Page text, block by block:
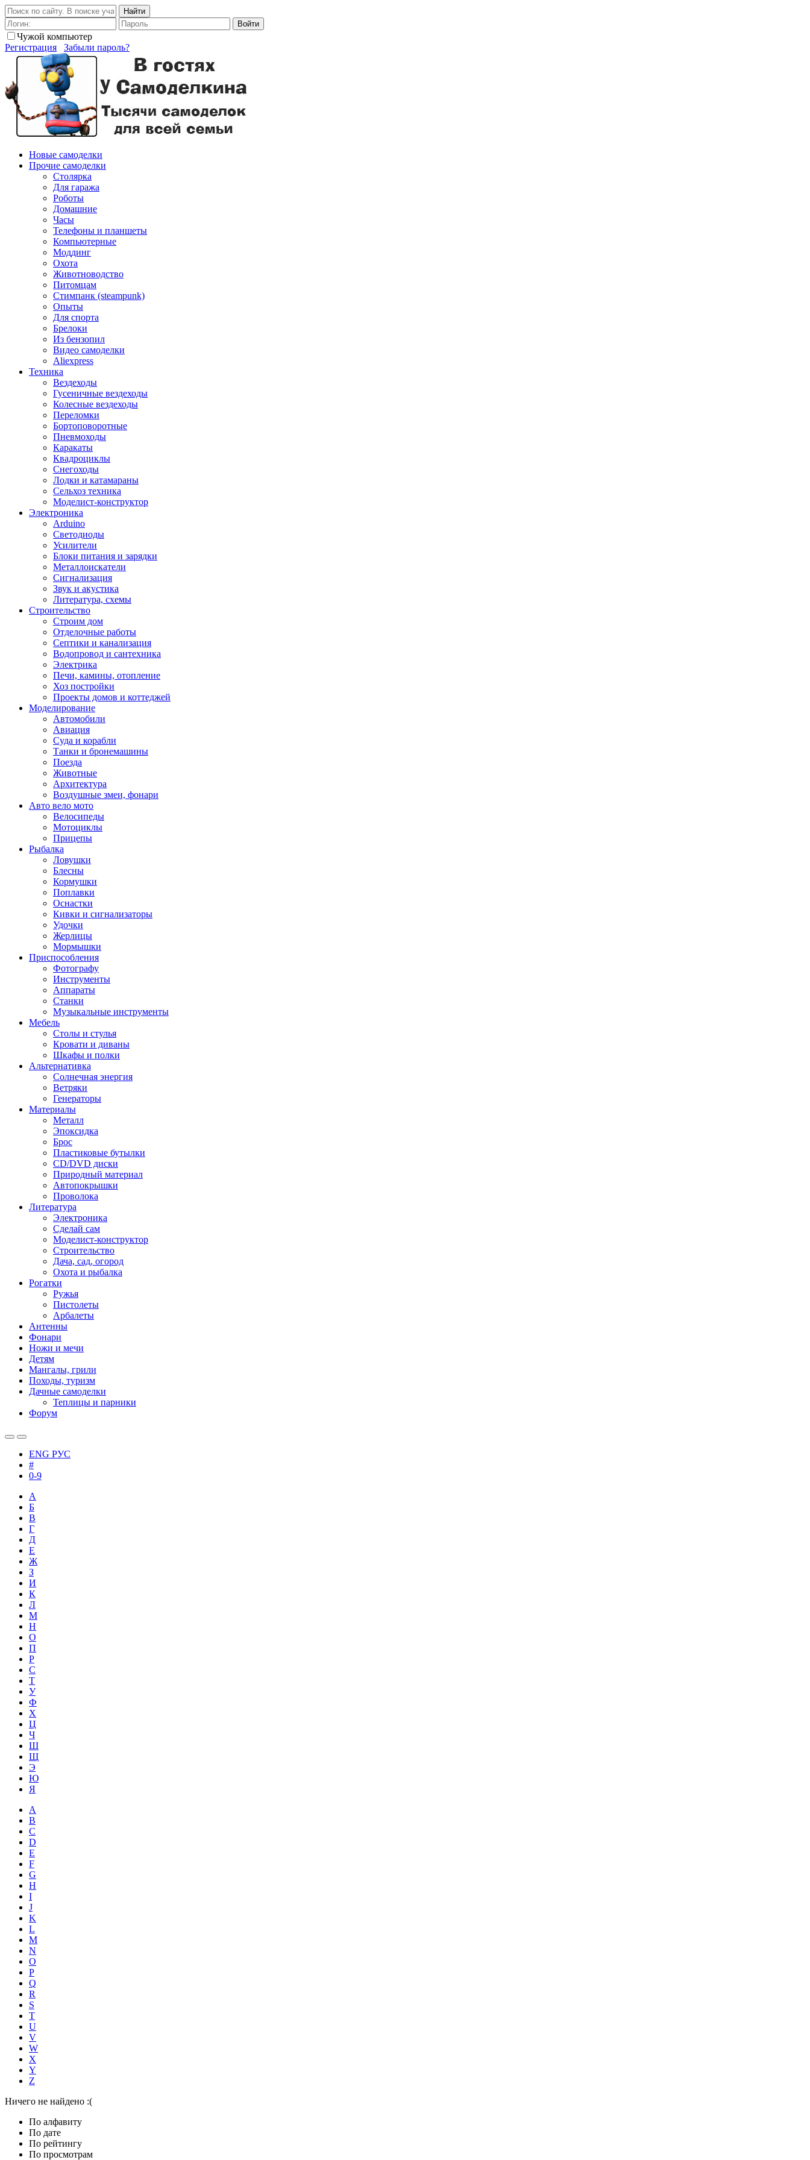
Найти
Войти
Чужой компьютер
Регистрация
Забыли пароль?
Новые самоделки
Прочие самоделки
Столярка
Для гаража
Роботы
Домашние
Часы
Телефоны и планшеты
Компьютерные
Моддинг
Охота
Животноводство
Питомцам
Стимпанк (steampunk)
Опыты
Для спорта
Брелоки
Из бензопил
Видео самоделки
Aliexpress
Техника
Вездеходы
Гусеничные вездеходы
Колесные вездеходы
Переломки
Бортоповоротные
Пневмоходы
Каракаты
Квадроциклы
Снегоходы
Лодки и катамараны
Сельхоз техника
Моделист-конструктор
Электроника
Arduino
Светодиоды
Усилители
Блоки питания и зарядки
Металлоискатели
Сигнализация
Звук и акустика
Литература, схемы
Строительство
Строим дом
Отделочные работы
Септики и канализация
Водопровод и сантехника
Электрика
Печи, камины, отопление
Хоз постройки
Проекты домов и коттеджей
Моделирование
Автомобили
Авиация
Суда и корабли
Танки и бронемашины
Поезда
Животные
Архитектура
Воздушные змеи, фонари
Авто вело мото
Велосипеды
Мотоциклы
Прицепы
Рыбалка
Ловушки
Блесны
Кормушки
Поплавки
Оснастки
Кивки и сигнализаторы
Удочки
Жерлицы
Мормышки
Приспособления
Фотографу
Инструменты
Аппараты
Станки
Музыкальные инструменты
Мебель
Столы и стулья
Кровати и диваны
Шкафы и полки
Альтернативка
Солнечная энергия
Ветряки
Генераторы
Материалы
Металл
Эпоксидка
Брос
Пластиковые бутылки
CD/DVD диски
Природный материал
Автопокрышки
Проволока
Литература
Электроника
Сделай сам
Моделист-конструктор
Строительство
Дача, сад, огород
Охота и рыбалка
Рогатки
Ружья
Пистолеты
Арбалеты
Антенны
Фонари
Ножи и мечи
Детям
Мангалы, грили
Походы, туризм
Дачные самоделки
Теплицы и парники
Форум
ENG РУС
#
0-9
А
Б
В
Г
Д
Е
Ж
З
И
К
Л
М
Н
О
П
Р
С
Т
У
Ф
Х
Ц
Ч
Ш
Щ
Э
Ю
Я
A
B
C
D
E
F
G
H
I
J
K
L
M
N
O
P
Q
R
S
T
U
V
W
X
Y
Z
Ничего не найдено :(
По алфавиту
По дате
По рейтингу
По просмотрам